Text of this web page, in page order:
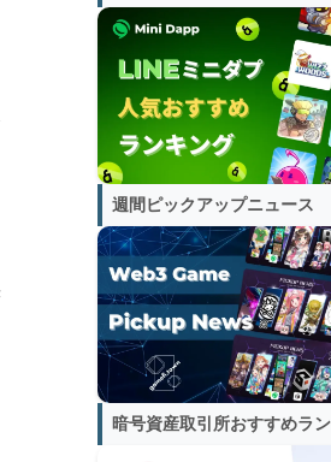
週間ピックアップニュース
暗号資産取引所おすすめラ